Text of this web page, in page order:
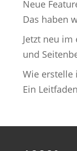
Neue
Das haben
Jetzt neu
und
Wie erstelle
Ein